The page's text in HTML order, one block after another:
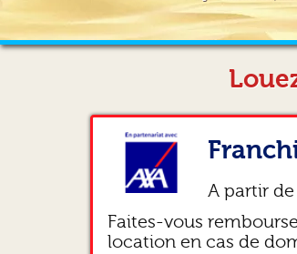
A partir
Faites-vous
location en cas de